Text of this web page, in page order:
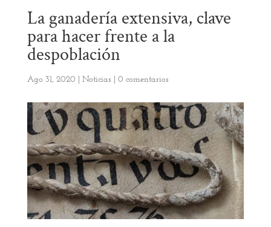
La ganadería extensiva, clave
para hacer frente a la
despoblación
Ago 31, 2020 Noticias 0 comentarios